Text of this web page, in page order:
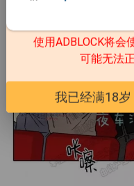
使用ADBLOCK将会
可能无法
我已经满18岁